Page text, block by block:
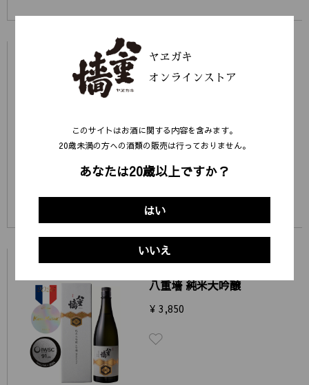
完全予約品
クール便
¥ 3,700
化粧箱あり
八重墻 純米大吟醸
¥ 3,850
ヤヱガキ
オンラインストア
このサイトはお酒に関する内容を含みます。
20歳未満の⽅への酒類の販売は⾏っておりません。
あなたは20歳以上ですか？
はい
いいえ